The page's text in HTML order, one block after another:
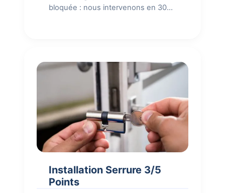
bloquée : nous intervenons en 30
Installation Serrure 3/5
Points